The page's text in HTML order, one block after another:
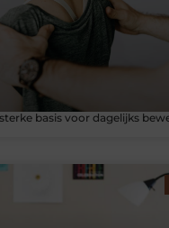
basis voor dagelijks